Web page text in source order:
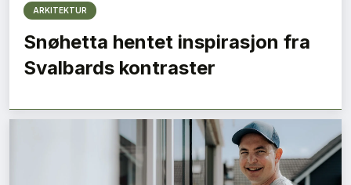
ARKITEKTUR
Snøhetta hentet inspirasjon fra
Svalbards kontraster